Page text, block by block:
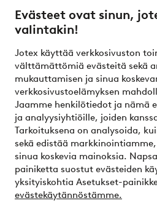
Evästeet ovat sinun,
valintakin!
Jotex käyttää verkkosivuston
välttämättömiä evästeitä sekä
mukauttamisen ja sinua
verkkosivustoelämyksen
Jaamme henkilötiedot ja nämä
ja analyysiyhtiöille, joiden
Tarkoituksena on analysoida,
sekä edistää
sinua koskevia mainoksia.
painiketta suostut evästeiden
yksityiskohtia Asetukset-
evästekäytännöstämme.
Ehdot
Ystävät
Turvalliset maksut –
Haluatko tietää lisää
elpy